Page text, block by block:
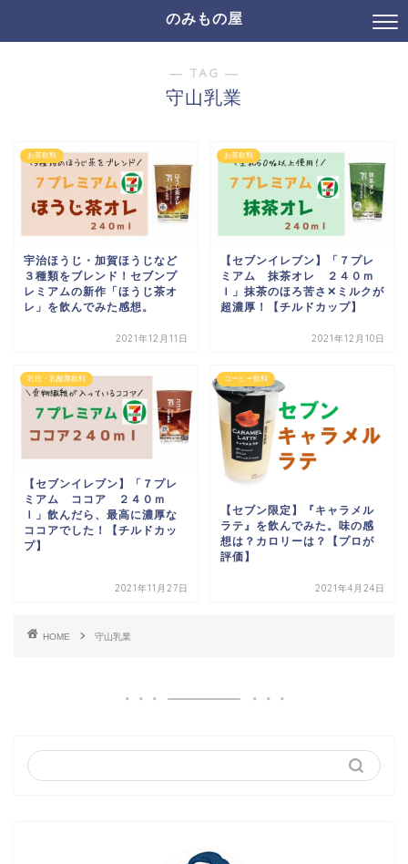
のみもの屋
― TAG ―
守山乳業
お茶飲料
宇治ほうじ・加賀ほうじなど
３種類をブレンド！セブンプ
レミアムの新作「ほうじ茶オ
レ」を飲んでみた感想。
2021年12月11日
お茶飲料
【セブンイレブン】「７プレ
ミアム 抹茶オレ ２４０ｍ
ｌ」抹茶のほろ苦さ✕ミルクが
超濃厚！【チルドカップ】
2021年12月10日
乳性・乳酸菌飲料
【セブンイレブン】「７プレ
ミアム ココア ２４０ｍ
ｌ」飲んだら、最高に濃厚な
ココアでした！【チルドカッ
プ】
2021年11月27日
コーヒー飲料
【セブン限定】『キャラメル
ラテ』を飲んでみた。味の感
想は？カロリーは？【プロが
評価】
2021年4月24日
HOME 守山乳業